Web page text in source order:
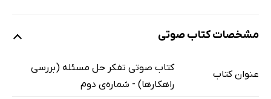
نمونه
3 دقیقه
کتابماه صوتی تفکر حل مسئله (بررسی راهکارها) - شماره‌ی دوم
مشخصات کتاب صوتی
عنوان کتاب
کتاب صوتی تفکر حل مسئله (بررسی
راهکارها) - شماره‌ی دوم